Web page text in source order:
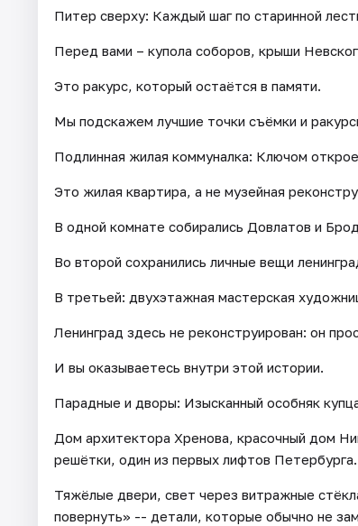
Питер сверху: Каждый шаг по старинной
Перед вами – купола соборов, крыши
Это ракурс, который остаётся в памяти.
Мы подскажем лучшие точки съёмки и
Подлинная жилая коммуналка: Ключом
Это жилая квартира, а не музейная
В одной комнате собирались Довлатов и
Во второй сохранились личные вещи
В третьей: двухэтажная мастерская
Ленинград здесь не реконструирован: он
И вы оказываетесь внутри этой истории.
Парадные и дворы: Изысканный особняк
Дом архитектора Хренова, красочный дом
решётки, один из первых лифтов Петербурга.
Тяжёлые двери, свет через витражные
повернуть» -- детали, которые обычно не